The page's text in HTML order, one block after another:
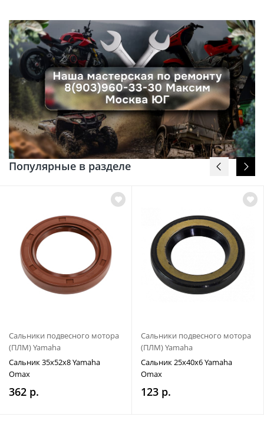
Популярные в разделе
Сальники подвесного мотора
(ПЛМ) Yamaha
Сальник 35x52x8 Yamaha
Omax
362 р.
Сальники подвесного мотора
(ПЛМ) Yamaha
Сальник 25x40x6 Yamaha
Omax
123 р.